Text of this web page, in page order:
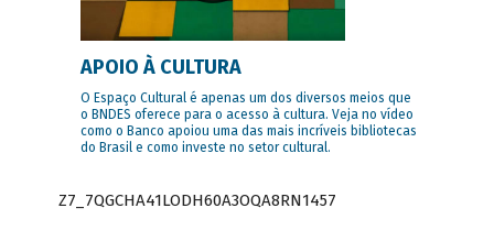
APOIO À CULTURA
O Espaço Cultural é apenas um dos diversos meios que
o BNDES oferece para o acesso à cultura. Veja no vídeo
como o Banco apoiou uma das mais incríveis bibliotecas
do Brasil e como investe no setor cultural.
Z7_7QGCHA41LODH60A3OQA8RN1457